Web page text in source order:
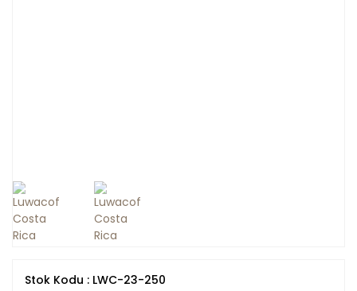
Stok Kodu : LWC-23-250